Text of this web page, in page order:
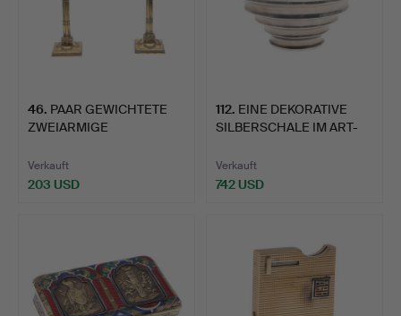
46. PAAR GEWICHTETE
ZWEIARMIGE
Verkauft
203 USD
112. EINE DEKORATIVE
SILBERSCHALE IM ART-
Verkauft
742 USD